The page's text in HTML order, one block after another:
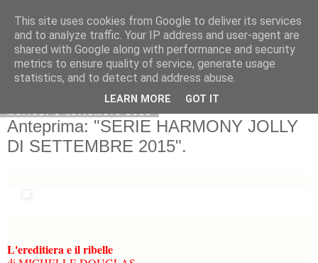
martedì 1 settembre 2015
Anteprima: "SERIE HARMONY JOLLY
DI SETTEMBRE 2015".
L'ereditiera e il ribelle
This site uses cookies from Google to deliver its services
and to analyze traffic. Your IP address and user-agent are
shared with Google along with performance and security
metrics to ensure quality of service, generate usage
statistics, and to detect and address abuse.
LEARN MORE GOT IT